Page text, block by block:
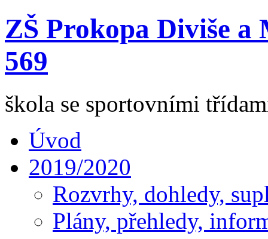
ZŠ Prokopa Diviše
569
škola se sportovními
Úvod
2019/2020
Rozvrhy, dohledy,
Plány, přehledy,